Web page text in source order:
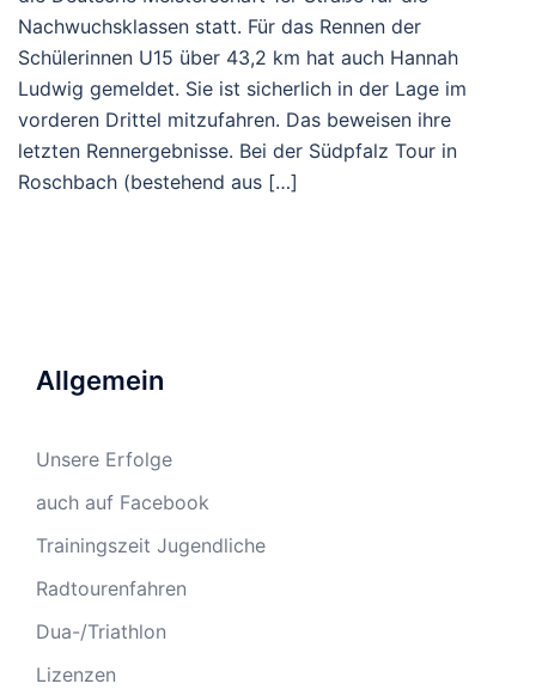
Nachwuchsklassen statt. Für das Rennen der
Schülerinnen U15 über 43,2 km hat auch Hannah
Ludwig gemeldet. Sie ist sicherlich in der Lage im
vorderen Drittel mitzufahren. Das beweisen ihre
letzten Rennergebnisse. Bei der Südpfalz Tour in
Roschbach (bestehend aus […]
Allgemein
Unsere Erfolge
auch auf Facebook
Trainingszeit Jugendliche
Radtourenfahren
Dua-/Triathlon
Lizenzen